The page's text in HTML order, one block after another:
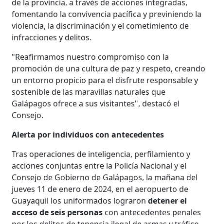
de la provincia, a través de acciones integradas,
fomentando la convivencia pacífica y previniendo la
violencia, la discriminación y el cometimiento de
infracciones y delitos.
"Reafirmamos nuestro compromiso con la
promoción de una cultura de paz y respeto, creando
un entorno propicio para el disfrute responsable y
sostenible de las maravillas naturales que
Galápagos ofrece a sus visitantes", destacó el
Consejo.
Alerta por individuos con antecedentes
Tras operaciones de inteligencia, perfilamiento y
acciones conjuntas entre la Policía Nacional y el
Consejo de Gobierno de Galápagos, la mañana del
jueves 11 de enero de 2024, en el aeropuerto de
Guayaquil los uniformados lograrondetener el
acceso de seis personas con antecedentes penales